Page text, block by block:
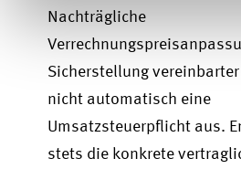
Nachträgliche
Sicherstellung
nicht automatisch eine
Umsatzsteuerpflicht aus.
stets die konkrete